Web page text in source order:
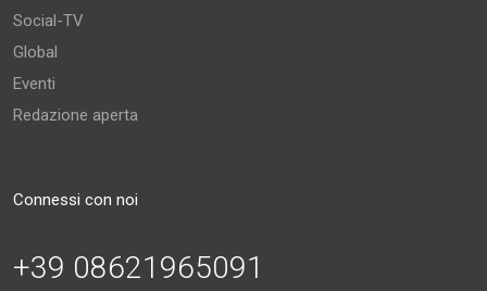
Social-TV
Global
Eventi
Redazione aperta
Connessi con noi
+39 08621965091